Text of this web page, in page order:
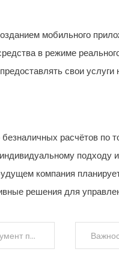
мобильного
в режиме
свои
расчётов по
подходу
компания
решения для
бизнеса